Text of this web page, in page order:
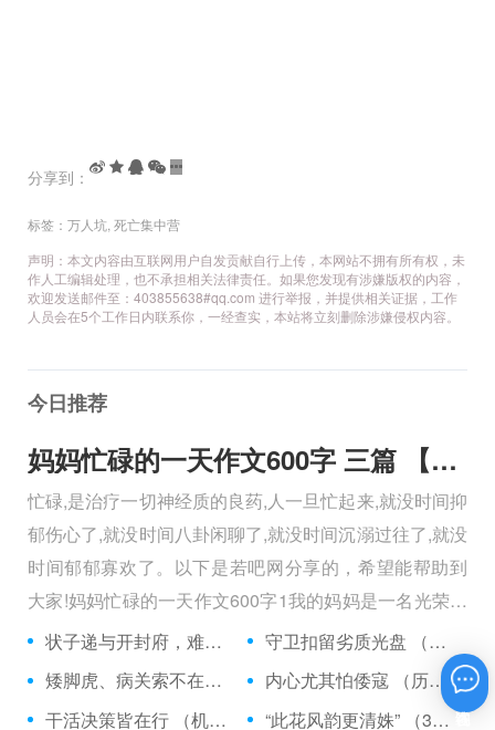
分享到：
标签： 万人坑 死亡集中营
声明：本文内容由互联网用户自发贡献自行上传，本网站不拥有所有权，未
作人工编辑处理，也不承担相关法律责任。如果您发现有涉嫌版权的内容，
欢迎发送邮件至：403855638#qq.com 进行举报，并提供相关证据，工作
人员会在5个工作日内联系你，一经查实，本站将立刻删除涉嫌侵权内容。
今日推荐
妈妈忙碌的一天作文600字 三篇 【600字】
忙碌,是治疗一切神经质的良药,人一旦忙起来,就没时间抑
郁伤心了,就没时间八卦闲聊了,就没时间沉溺过往了,就没
时间郁郁寡欢了。以下是若吧网分享的，希望能帮助到
大家!妈妈忙碌的一天作文600字1我的妈妈是一名光荣的
人民警察，她总有做不完的事情。
状子递与开封府，难忍怒气心中生 （5字口语）
守卫扣留劣质光盘 （5字常言）
矮脚虎、病关索不在，智多星、行者前往此处 （七字俗语）
内心尤其怕倭寇 （历法用语一卷帘）
干活决策皆在行 （机构简称二）
“此花风韵更清姝” （3字手机品牌）